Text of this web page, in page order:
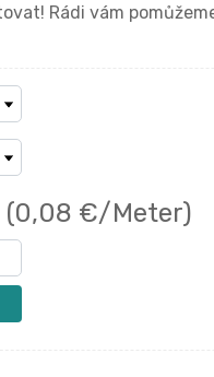
Rádi vám
(0,08 €/Meter)